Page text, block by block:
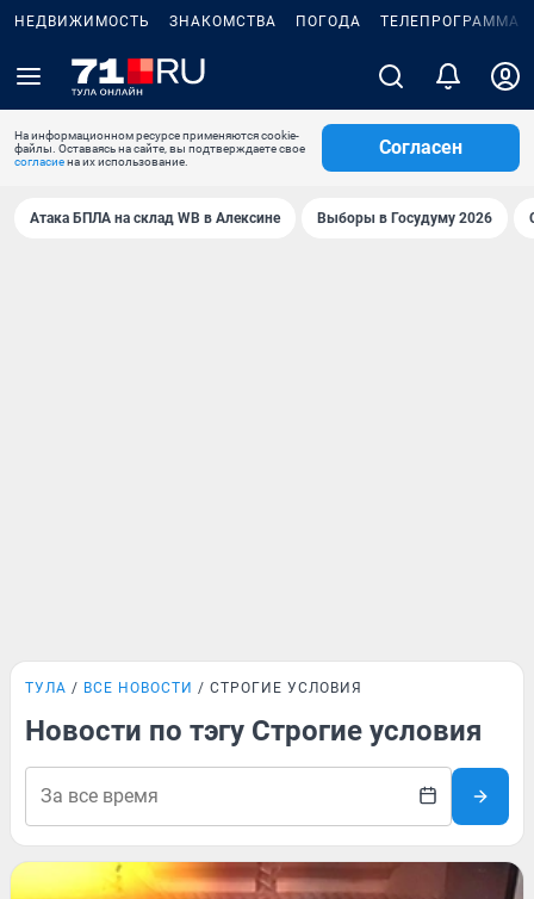
НЕДВИЖИМОСТЬ ЗНАКОМСТВА ПОГОДА ТЕЛЕПРОГРАММА
На информационном ресурсе применяются cookie-
файлы. Оставаясь на сайте, вы подтверждаете свое
согласиена их использование.
Согласен
Атака БПЛА на склад WB в Алексине Выборы в Госудуму 2026
ТУЛА ВСЕ НОВОСТИ СТРОГИЕ УСЛОВИЯ
Новости по тэгу Строгие условия